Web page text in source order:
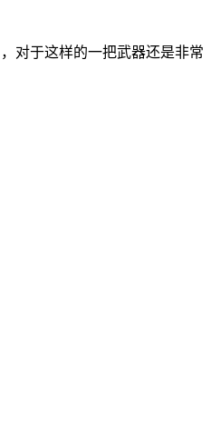
对于这样的一把武器还是非常